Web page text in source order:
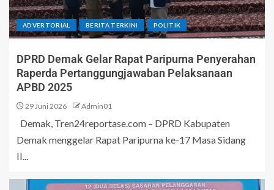
ADVERTORIAL BERITA TERKINI POLITIK
DPRD Demak Gelar Rapat Paripurna Penyerahan
Raperda Pertanggungjawaban Pelaksanaan
APBD 2025
29 Juni 2026 Admin01
Demak, Tren24reportase.com – DPRD Kabupaten
Demak menggelar Rapat Paripurna ke-17 Masa Sidang
II...